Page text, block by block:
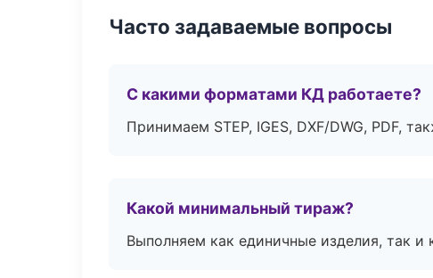
Часто задаваемые вопросы
С какими форматами КД работаете?
Принимаем STEP, IGES, DXF/DWG, PDF,
Какой минимальный тираж?
Выполняем как единичные изделия, так